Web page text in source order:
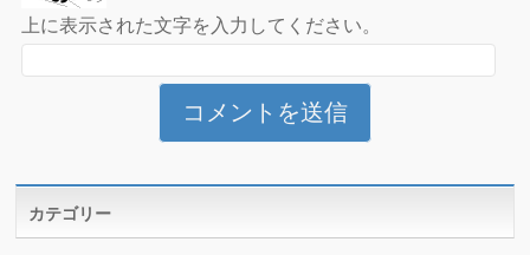
上に表示された文字を入力してください。
カテゴリー